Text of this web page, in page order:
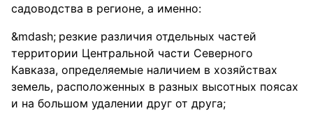
садоводства в регионе, а именно:
резкие различия отдельных частей
территории Центральной части Северного
Кавказа, определяемые наличием в хозяйствах
земель, расположенных в разных высотных поясах
и на большом удалении друг от друга;